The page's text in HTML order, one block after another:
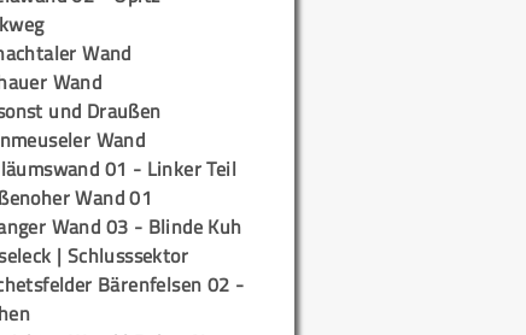
Wand
Wand
und Draußen
Wand
01 - Linker Teil
Wand 01
Wand 03 - Blinde Kuh
| Schlusssektor
Bärenfelsen 02 -